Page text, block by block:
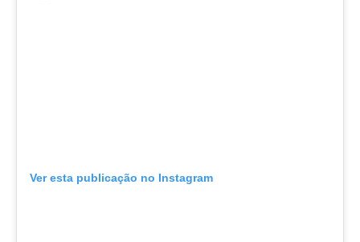
Ver esta publicação no Instagram